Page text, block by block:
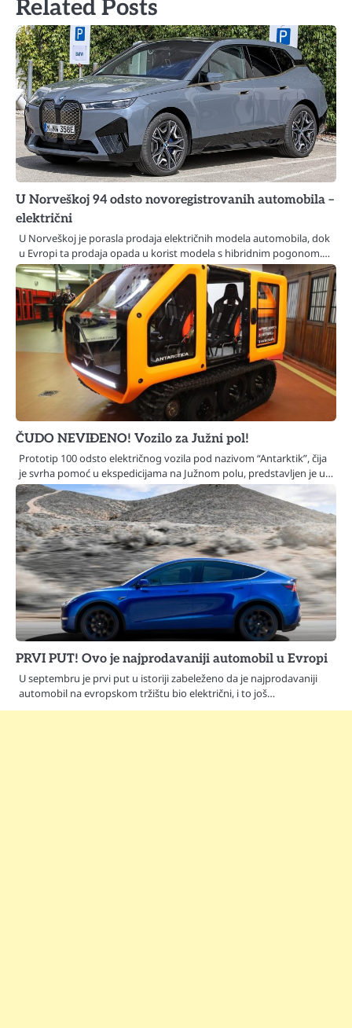
Related Posts
U Norveškoj 94 odsto novoregistrovanih automobila –
električni
U Norveškoj je porasla prodaja električnih modela automobila, dok
u Evropi ta prodaja opada u korist modela s hibridnim pogonom.…
ČUDO NEVIĐENO! Vozilo za Južni pol!
Prototip 100 odsto električnog vozila pod nazivom “Antarktik”, čija
je svrha pomoć u ekspedicijama na Južnom polu, predstavljen je u…
PRVI PUT! Ovo je najprodavaniji automobil u Evropi
U septembru je prvi put u istoriji zabeleženo da je najprodavaniji
automobil na evropskom tržištu bio električni, i to još…